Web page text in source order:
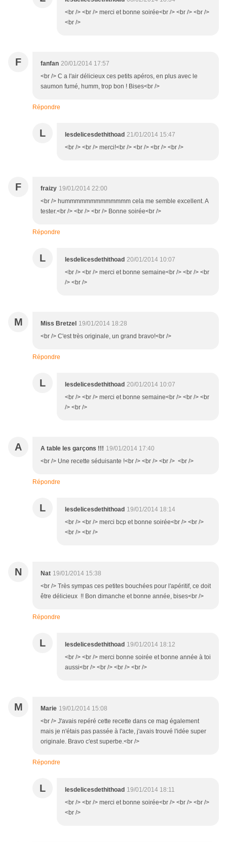
<br /> <br /> merci et bonne soirée<br /> <br /> <br />
<br />
F fanfan 20/01/2014 17:57
<br /> C a l'air délicieux ces petits apéros, en plus avec le
saumon fumé, humm, trop bon ! Bises<br />
Répondre
L lesdelicesdethithoad 21/01/2014 15:47
<br /> <br /> merci!<br /> <br /> <br /> <br />
F fraizy 19/01/2014 22:00
<br /> hummmmmmmmmmmmm cela me semble excellent. A
tester.<br /> <br /> <br /> Bonne soirée<br />
Répondre
L lesdelicesdethithoad 20/01/2014 10:07
<br /> <br /> merci et bonne semaine<br /> <br /> <br
/> <br />
M Miss Bretzel 19/01/2014 18:28
<br /> C'est très originale, un grand bravo!<br />
Répondre
L lesdelicesdethithoad 20/01/2014 10:07
<br /> <br /> merci et bonne semaine<br /> <br /> <br
/> <br />
A A table les garçons !!! 19/01/2014 17:40
<br /> Une recette séduisante !<br /> <br /> <br /> <br />
Répondre
L lesdelicesdethithoad 19/01/2014 18:14
<br /> <br /> merci bcp et bonne soirée<br /> <br />
<br /> <br />
N Nat 19/01/2014 15:38
<br /> Très sympas ces petites bouchées pour l'apéritif, ce doit
être délicieux !! Bon dimanche et bonne année, bises<br />
Répondre
L lesdelicesdethithoad 19/01/2014 18:12
<br /> <br /> merci bonne soirée et bonne année à toi
aussi<br /> <br /> <br /> <br />
M Marie 19/01/2014 15:08
<br /> J'avais repéré cette recette dans ce mag également
mais je n'étais pas passée à l'acte, j'avais trouvé l'idée super
originale. Bravo c'est superbe.<br />
Répondre
L lesdelicesdethithoad 19/01/2014 18:11
<br /> <br /> merci et bonne soirée<br /> <br /> <br />
<br />